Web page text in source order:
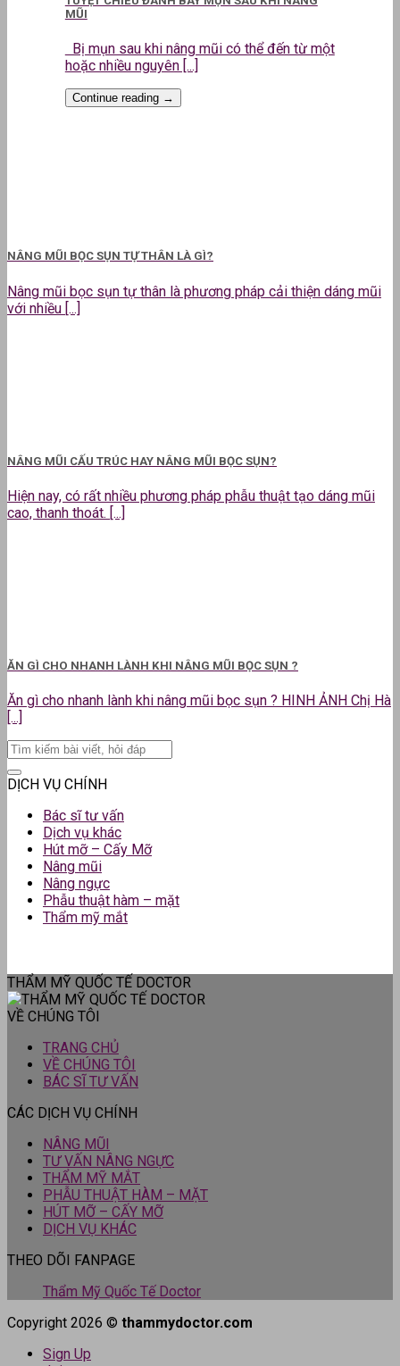
MŨI
Bị mụn sau khi nâng mũi có thể đến từ một
hoặc nhiều nguyên [...]
Continue reading →
NÂNG MŨI BỌC SỤN TỰ THÂN LÀ GÌ?
Nâng mũi bọc sụn tự thân là phương pháp cải thiện dáng mũi
với nhiều [...]
NÂNG MŨI CẤU TRÚC HAY NÂNG MŨI BỌC SỤN?
Hiện nay, có rất nhiều phương pháp phẫu thuật tạo dáng mũi
cao, thanh thoát. [...]
ĂN GÌ CHO NHANH LÀNH KHI NÂNG MŨI BỌC SỤN ?
Ăn gì cho nhanh lành khi nâng mũi bọc sụn ? HINH ẢNH Chị Hà
[...]
DỊCH VỤ CHÍNH
Bác sĩ tư vấn
Dịch vụ khác
Hút mỡ – Cấy Mỡ
Nâng mũi
Nâng ngực
Phẫu thuật hàm – mặt
Thẩm mỹ mắt
THẨM MỸ QUỐC TẾ DOCTOR
VỀ CHÚNG TÔI
TRANG CHỦ
VỀ CHÚNG TÔI
BÁC SĨ TƯ VẤN
CÁC DỊCH VỤ CHÍNH
NÂNG MŨI
TƯ VẤN NÂNG NGỰC
THẨM MỸ MẮT
PHẪU THUẬT HÀM – MẶT
HÚT MỠ – CẤY MỠ
DỊCH VỤ KHÁC
THEO DÕI FANPAGE
Thẩm Mỹ Quốc Tế Doctor
Copyright 2026 © thammydoctor.com
Sign Up